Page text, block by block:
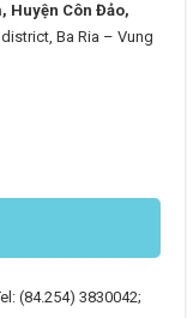
Huyện Côn Đảo,
Ba Ria – Vung
(84.254) 3830042;